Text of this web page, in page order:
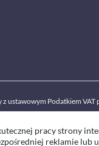
z ustawowym Podatkiem VAT
pracy strony
reklamie